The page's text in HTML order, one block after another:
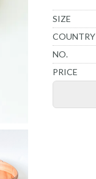
SIZE
COUNTRY
NO.
PRICE